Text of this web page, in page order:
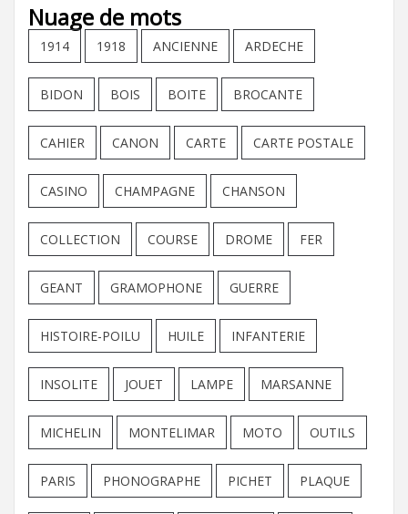
Nuage de mots
1914 1918 ANCIENNE ARDECHE
BIDON BOIS BOITE BROCANTE
CAHIER CANON CARTE CARTE POSTALE
CASINO CHAMPAGNE CHANSON
COLLECTION COURSE DROME FER
GEANT GRAMOPHONE GUERRE
HISTOIRE-POILU HUILE INFANTERIE
INSOLITE JOUET LAMPE MARSANNE
MICHELIN MONTELIMAR MOTO OUTILS
PARIS PHONOGRAPHE PICHET PLAQUE